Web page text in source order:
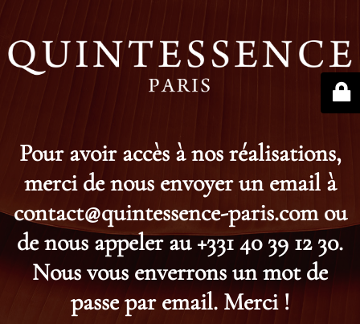
Pour avoir accès à nos réalisations,
merci de nous envoyer un email à
contact@quintessence-paris.com ou
de nous appeler au +331 40 39 12 30.
Nous vous enverrons un mot de
passe par email. Merci !